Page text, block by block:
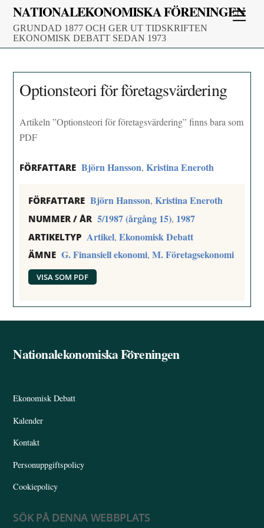
Skip
content
NATIONALEKONOMISKA FÖRENINGEN
GRUNDAD 1877 OCH GER UT TIDSKRIFTEN
EKONOMISK DEBATT SEDAN 1973
Optionsteori för företagsvärdering
Artikeln ”Optionsteori för företagsvärdering” finns bara som
PDF
FÖRFATTARE Björn Hansson,Kristina Eneroth
FÖRFATTARE Björn Hansson,Kristina Eneroth
NUMMER / ÅR 5/1987 (årgång 15), 1987
ARTIKELTYP Artikel,Ekonomisk Debatt
ÄMNE G. Finansiell ekonomi,M. Företagsekonomi
VISA SOM PDF
Back
Nationalekonomiska Föreningen
Ekonomisk Debatt
Kalender
Kontakt
Personuppgiftspolicy
Cookiepolicy
SÖK PÅ DENNA WEBBPLATS